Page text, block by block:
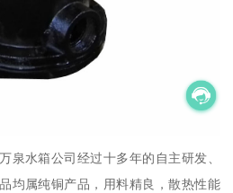
泉水箱公司经过十多年的自主研发、
均属纯铜产品，用料精良，散热性能